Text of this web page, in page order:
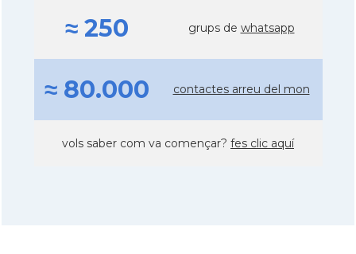
≈ 250 grups de whatsapp
≈ 80.000 contactes arreu del mon
vols saber com va començar? fes clic aquí